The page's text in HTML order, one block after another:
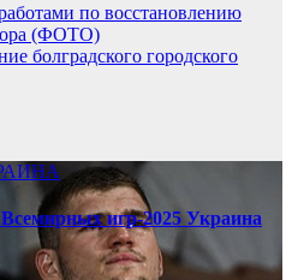
по восстановлению
(ФОТО)
болградского городского
игр-2025 Украина